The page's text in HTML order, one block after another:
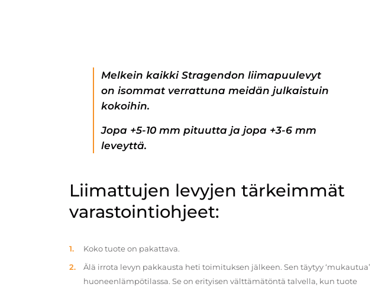
Melkein kaikki Stragendon liimapuulevyt
on isommat verrattuna meidän julkaistuin
kokoihin.
Jopa +5-10 mm pituutta ja jopa +3-6 mm
leveyttä.
Liimattujen levyjen tärkeimmät
varastointiohjeet:
Koko tuote on pakattava.
Älä irrota levyn pakkausta heti toimituksen jälkeen. Sen täytyy ‘mukautua’
huoneenlämpötilassa. Se on erityisen välttämätöntä talvella, kun tuote